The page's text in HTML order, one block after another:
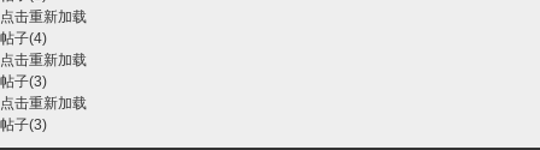
点击重新加载
帖子(4)
点击重新加载
帖子(3)
点击重新加载
帖子(3)